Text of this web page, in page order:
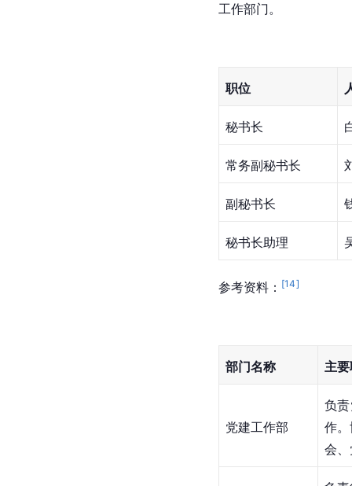
工作部门。
职位
秘书长
常务副秘书长
副秘书长
秘书长助理
参考资料： [14]
部门名称 主
党建工作部
负
作
会